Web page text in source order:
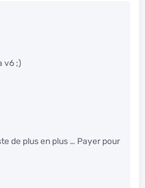
v6 ;)
de plus en plus … Payer pour